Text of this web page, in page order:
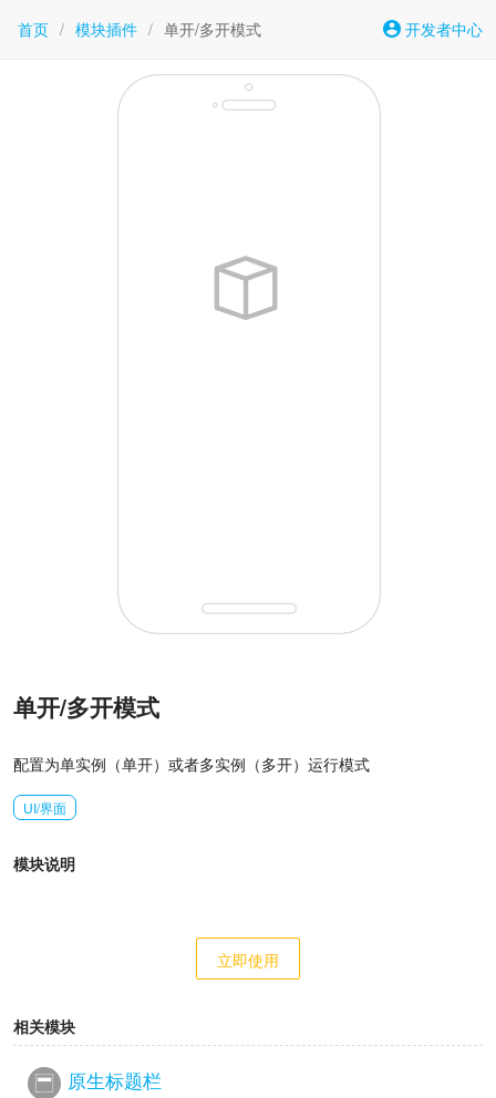
首页 / 模块插件 / 单开/多开模式 开发者中心
单开/多开模式
配置为单实例（单开）或者多实例（多开）运行模式
UI/界面
模块说明
立即使用
相关模块
原生标题栏